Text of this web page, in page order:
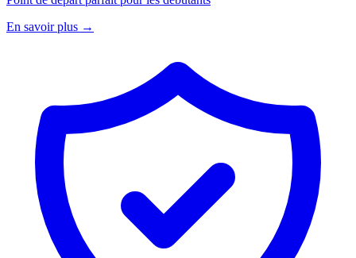
En savoir plus →